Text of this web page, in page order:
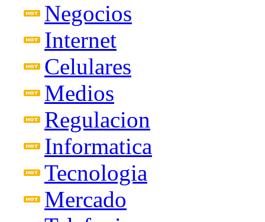
Negocios
Internet
Celulares
Medios
Regulacion
Informatica
Tecnologia
Mercado